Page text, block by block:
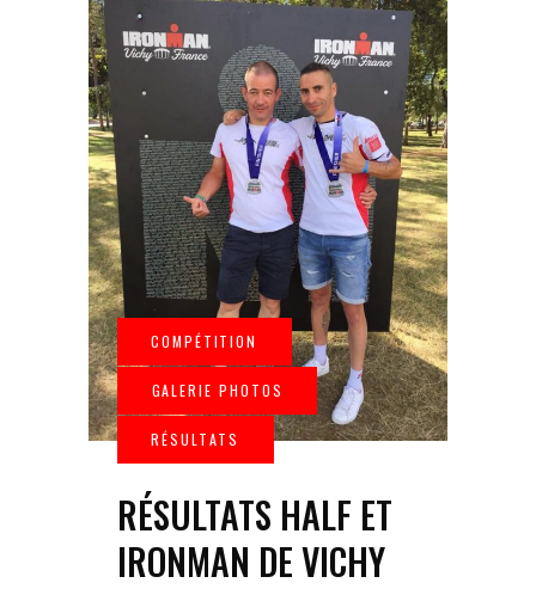
RÉSULTATS HALF ET
IRONMAN DE VICHY